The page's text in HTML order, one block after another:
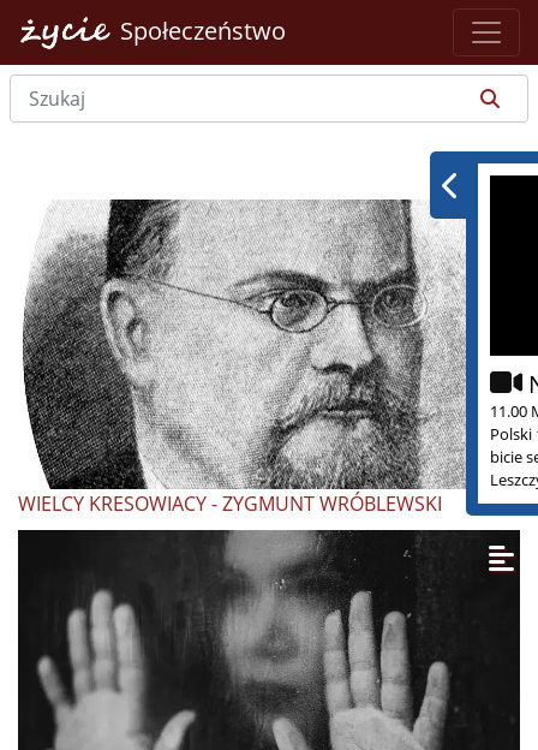
Społeczeństwo
11.00
Polski
bicie
WIELCY KRESOWIACY - ZYGMUNT WRÓBLEWSKI